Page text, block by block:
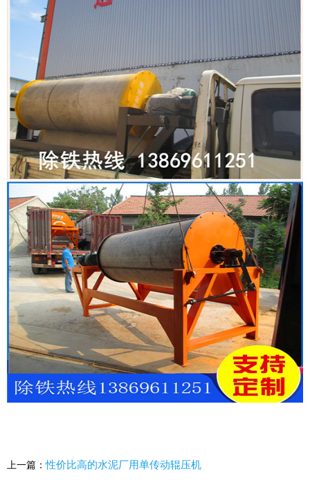
上一篇：性价比高的水泥厂用单传动辊压机